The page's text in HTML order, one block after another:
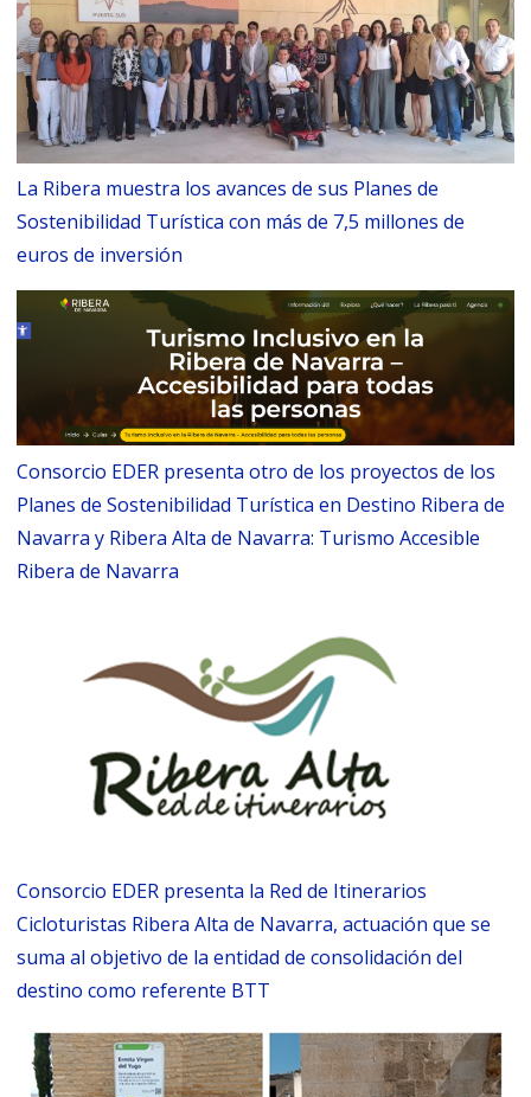
La Ribera muestra los avances de sus Planes de
Sostenibilidad Turística con más de 7,5 millones de
euros de inversión
Consorcio EDER presenta otro de los proyectos de los
Planes de Sostenibilidad Turística en Destino Ribera de
Navarra y Ribera Alta de Navarra: Turismo Accesible
Ribera de Navarra
Consorcio EDER presenta la Red de Itinerarios
Cicloturistas Ribera Alta de Navarra, actuación que se
suma al objetivo de la entidad de consolidación del
destino como referente BTT